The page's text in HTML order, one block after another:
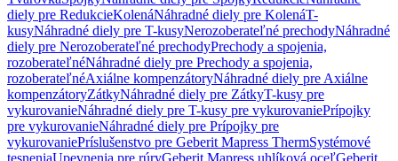
diely pre RedukcieKolenáNáhradné diely pre KolenáT-
kusyNáhradné diely pre T-kusyNerozoberateľné prechodyNáhradné
diely pre Nerozoberateľné prechodyPrechody a spojenia,
rozoberateľnéNáhradné diely pre Prechody a spojenia,
rozoberateľnéAxiálne kompenzátoryNáhradné diely pre Axiálne
kompenzátoryZátkyNáhradné diely pre ZátkyT-kusy pre
vykurovanieNáhradné diely pre T-kusy pre vykurovaniePrípojky
pre vykurovanieNáhradné diely pre Prípojky pre
vykurovaniePríslušenstvo pre Geberit Mapress ThermSystémové
tesneniaUpevnenia pre rúryGeberit Mapress uhlíková oceľGeberit